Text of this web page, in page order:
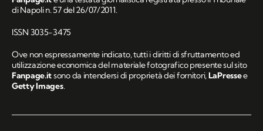
di Napoli n. 57 del 26/07/2011.
ISSN 3035-3475
Ove non espressamente indicato, tutti i diritti di sfruttamento ed
utilizzazione economica del materiale fotografico presente sul sito
Fanpage.itsono da intendersi di proprietà dei fornitori,LaPressee
Getty Images.